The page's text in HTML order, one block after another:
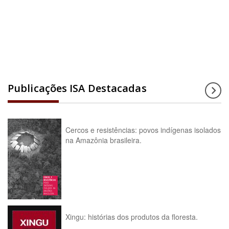
Publicações ISA Destacadas
Cercos e resistências: povos indígenas isolados
na Amazônia brasileira.
Xingu: histórias dos produtos da floresta.